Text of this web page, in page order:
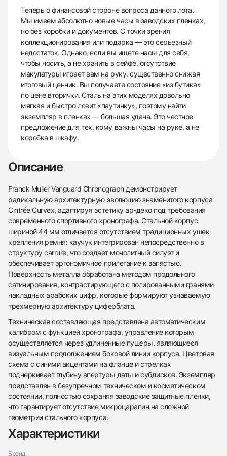
438
285
145
142
205
204
195
150
6
Теперь о финансовой стороне вопроса данного лота.
Мы имеем абсолютно новые часы в заводских пленках,
но без коробки и документов. С точки зрения
коллекционирования или подарка — это серьезный
недостаток. Однако, если вы ищете часы для себя,
чтобы носить, а не хранить в сейфе, отсутствие
макулатуры играет вам на руку, существенно снижая
итоговый ценник. Вы получаете состояние «из бутика»
по цене вторички. Сталь на этих моделях довольно
мягкая и быстро ловит «паутинку», поэтому найти
экземпляр в пленках — большая удача. Это честное
предложение для тех, кому важны часы на руке, а не
коробка в шкафу.
Описание
Franck Muller Vanguard Chronograph демонстрирует
радикальную архитектурную эволюцию знаменитого корпуса
Cintrée Curvex, адаптируя эстетику ар-деко под требования
современного спортивного хронографа. Стальной корпус
шириной 44 мм отличается отсутствием традиционных ушек
крепления ремня: каучук интегрирован непосредственно в
структуру carrure, что создает монолитный силуэт и
обеспечивает эргономичное прилегание к запястью.
Поверхность металла обработана методом продольного
сатинирования, контрастирующего с полированными гранями
накладных арабских цифр, которые формируют узнаваемую
трехмерную архитектуру циферблата.
Техническая составляющая представлена автоматическим
калибром с функцией хронографа, управление которым
осуществляется через удлиненные пушеры, являющиеся
визуальным продолжением боковой линии корпуса. Цветовая
схема с синими акцентами на фланце и стрелках
подчеркивает глубину апертуры даты и субдисков. Экземпляр
представлен в безупречном техническом и косметическом
состоянии, полностью сохраняя заводские защитные пленки,
что гарантирует отсутствие микроцарапин на сложной
геометрии стального корпуса.
Характеристики
БрендЗаказать эти часы
Трейд-ин часов